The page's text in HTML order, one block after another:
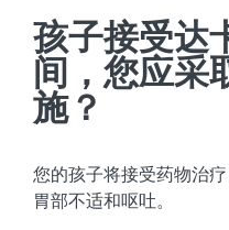
孩子接受达
间，您应采
施？
您的孩子将接受药物治
胃部不适和呕吐。